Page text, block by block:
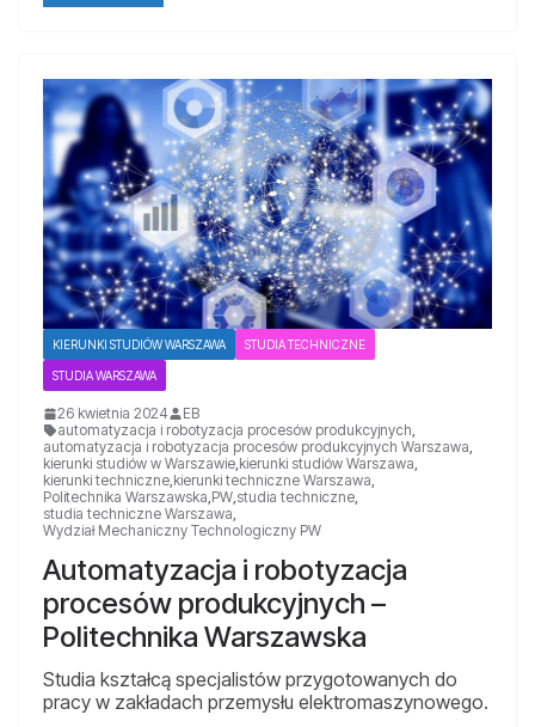
KIERUNKI STUDIÓW WARSZAWA STUDIA TECHNICZNE
STUDIA WARSZAWA
26 kwietnia 2024
EB
automatyzacja i robotyzacja procesów produkcyjnych,
automatyzacja i robotyzacja procesów produkcyjnych Warszawa,
kierunki studiów w Warszawie,kierunki studiów Warszawa,
kierunki techniczne,kierunki techniczne Warszawa,
Politechnika Warszawska,PW,studia techniczne,
studia techniczne Warszawa,
Wydział Mechaniczny Technologiczny PW
Automatyzacja i robotyzacja
procesów produkcyjnych –
Politechnika Warszawska
Studia kształcą specjalistów przygotowanych do
pracy w zakładach przemysłu elektromaszynowego.